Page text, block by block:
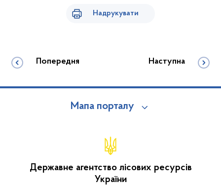
Надрукувати
Попередня Наступна
Мапа порталу
Державне агентство лісових ресурсів
України